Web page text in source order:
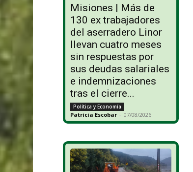
Misiones | Más de
130 ex trabajadores
del aserradero Linor
llevan cuatro meses
sin respuestas por
sus deudas salariales
e indemnizaciones
tras el cierre...
Política y Economía
Patricia Escobar - 07/08/2026